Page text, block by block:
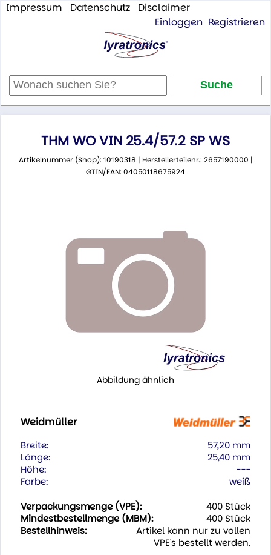
Impressum Datenschutz
Disclaimer
Einloggen Registrieren
THM WO VIN 25.4/57.2 SP WS
Artikelnummer (Shop): 10190318 | Herstellerteilenr.: 2657190000 |
GTIN/EAN: 04050118675924
Abbildung ähnlich
Weidmüller
Breite:
57,20 mm
Länge:
25,40 mm
Höhe:
---
Farbe:
weiß
Verpackungsmenge (VPE):
400 Stück
Mindestbestellmenge (MBM):
400 Stück
Bestellhinweis:
Artikel kann nur zu vollen
VPE's bestellt werden.